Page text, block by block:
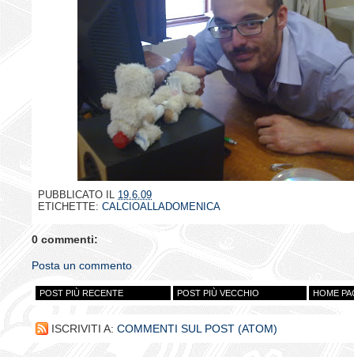
PUBBLICATO IL 19.6.09
ETICHETTE: CALCIOALLADOMENICA
0 commenti:
Posta un commento
POST PIÙ RECENTE POST PIÙ VECCHIO HOME
ISCRIVITI A: COMMENTI SUL POST (ATOM)